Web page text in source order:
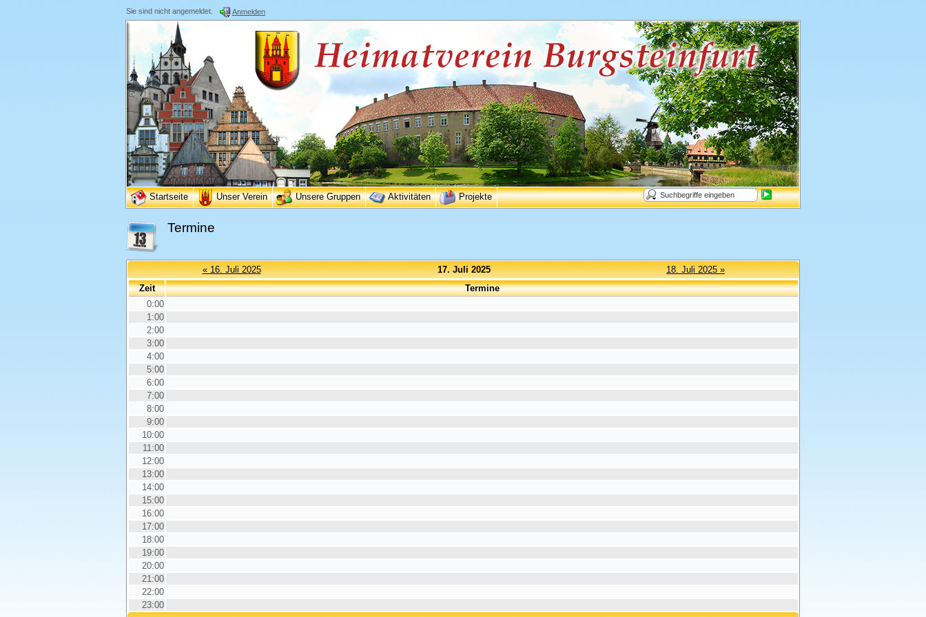
Sie sind nicht angemeldet. Anmelden
Startseite Unser Verein Unsere Gruppen Aktivitäten Projekte
Termine
« 16. Juli 2025 17. Juli 2025
18. Juli 2025 »
Zeit
Termine
0:00
1:00
2:00
3:00
4:00
5:00
6:00
7:00
8:00
9:00
10:00
11:00
12:00
13:00
14:00
15:00
16:00
17:00
18:00
19:00
20:00
21:00
22:00
23:00